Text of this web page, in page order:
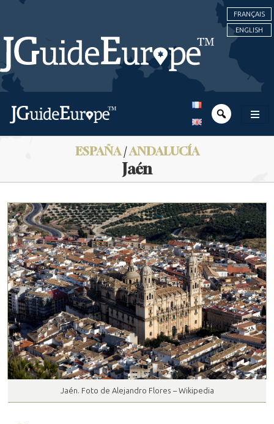
FRANÇAIS
ENGLISH
ESPAÑA/ANDALUCÍA
Jaén
Jaén. Foto de Alejandro Flores – Wikipedia